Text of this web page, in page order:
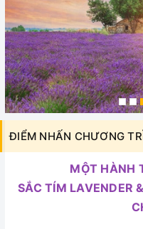
ĐIỂM NHẤN CHƯƠNG
MỘT HÀNH
SẮC TÍM LAVENDER